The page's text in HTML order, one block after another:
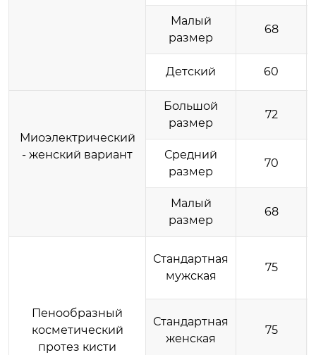
Малый
размер
68
Детский 60
Миоэлектрический
- женский вариант
Большой
размер
72
Средний
размер
70
Малый
размер
68
Пенообразный
косметический
протез кисти
Стандартная
мужская
75
Стандартная
женская
75